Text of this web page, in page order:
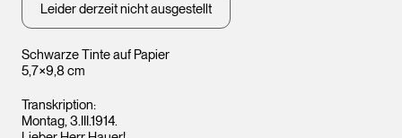
Schwarze Tinte auf Papier
5,7×9,8 cm
Leider derzeit nicht ausgestellt
Transkription:
Montag, 3.III.1914.